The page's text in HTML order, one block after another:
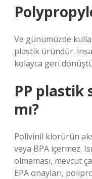
Ve günümüzde
plastik üründür.
kolayca geri
PP plastik
mı?
Polivinil klorürün
veya BPA içermez.
olmaması, mevcut
EPA onayları,